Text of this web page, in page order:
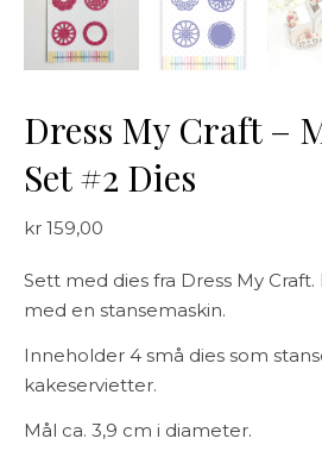
Dress My Craft –
Set #2 Dies
kr 159,00
Sett med dies fra Dress My
med en stansemaskin.
Inneholder 4 små dies som
kakeservietter.
Mål ca. 3,9 cm i diameter.